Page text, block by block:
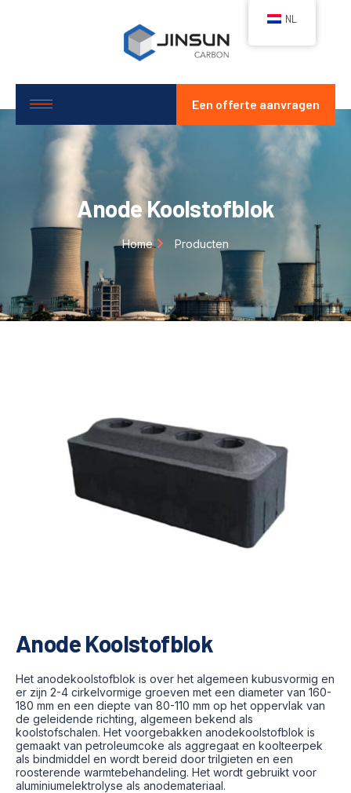
Een offerte aanvragen
Anode Koolstofblok
Home Producten
Anode Koolstofblok
Het anodekoolstofblok is over het algemeen kubusvormig en
er zijn 2-4 cirkelvormige groeven met een diameter van 160-
180 mm en een diepte van 80-110 mm op het oppervlak van
de geleidende richting, algemeen bekend als
koolstofschalen. Het voorgebakken anodekoolstofblok is
gemaakt van petroleumcoke als aggregaat en koolteerpek
als bindmiddel en wordt bereid door trilgieten en een
roosterende warmtebehandeling. Het wordt gebruikt voor
aluminiumelektrolyse als anodemateriaal.
NL